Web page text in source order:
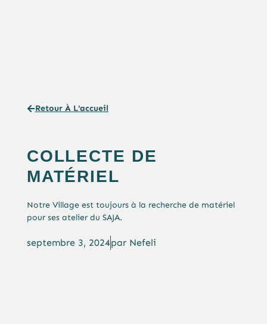
Retour À L'accueil
COLLECTE DE
MATÉRIEL
Notre Village est toujours à la recherche de matériel
pour ses atelier du SAJA.
septembre 3, 2024parNefeli